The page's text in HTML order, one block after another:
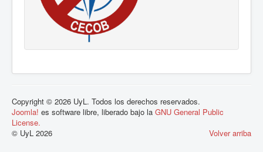
Copyright © 2026 UyL. Todos los derechos reservados.
Joomla! es software libre, liberado bajo la GNU General Public
License.
Volver arriba
© UyL 2026